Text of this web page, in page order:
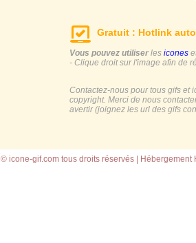
Gratuit : Hotlink
Vous pouvez utiliser les icones
- Clique droit sur l'image afin de
Contactez-nous pour tous gifs et
copyright. Merci de nous
avertir (joignez les url des gifs
© icone-gif.com tous droits réservés | Hébergement